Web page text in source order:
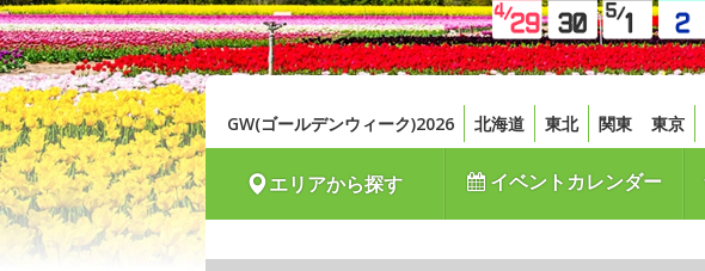
GW(ゴールデンウィーク)2026 北海道 東北 関東 東京
エリアから探す イベントカレンダー